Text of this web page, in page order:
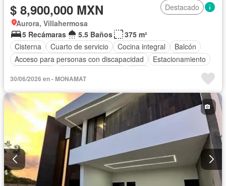
$ 8,900,000 MXN
Destacado
Aurora, Villahermosa
5 Recámaras
5.5 Baños
375 m²
Cisterna
Cuarto de servicio Cocina integral
Balcón
Acceso para personas con discapacidad
Estacionamiento
Cuarto de Limpieza
Sin amueblar
30/06/2026 en - MONAMAT